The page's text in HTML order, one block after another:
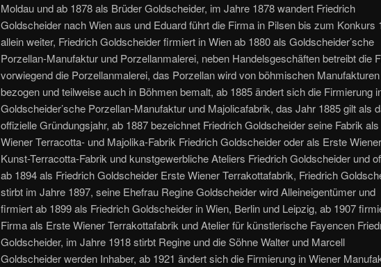
Moldau und ab 1878 als Brüder Goldscheider, im Jahre 1878 wandert Friedrich
Goldscheider nach Wien aus und Eduard führt die Firma in Pilsen bis zum Konkurs
allein weiter, Friedrich Goldscheider firmiert in Wien ab 1880 als Goldscheider’sche
Porzellan-Manufaktur und Porzellanmalerei, neben Handelsgeschäften betreibt die
vorwiegend die Porzellanmalerei, das Porzellan wird von böhmischen Manufakturen
bezogen und teilweise auch in Böhmen bemalt, ab 1885 ändert sich die Firmierung
Goldscheider’sche Porzellan-Manufaktur und Majolicafabrik, das Jahr 1885 gilt als
offizielle Gründungsjahr, ab 1887 bezeichnet Friedrich Goldscheider seine Fabrik
Wiener Terracotta- und Majolika-Fabrik Friedrich Goldscheider oder als Erste Wiener
Kunst-Terracotta-Fabrik und kunstgewerbliche Ateliers Friedrich Goldscheider und
ab 1894 als Friedrich Goldscheider Erste Wiener Terrakottafabrik, Friedrich
stirbt im Jahre 1897, seine Ehefrau Regine Goldscheider wird Alleineigentümer und
firmiert ab 1899 als Friedrich Goldscheider in Wien, Berlin und Leipzig, ab 1907
Firma als Erste Wiener Terrakottafabrik und Atelier für künstlerische Fayencen
Goldscheider, im Jahre 1918 stirbt Regine und die Söhne Walter und Marcell
Goldscheider werden Inhaber, ab 1921 ändert sich die Firmierung in Wiener